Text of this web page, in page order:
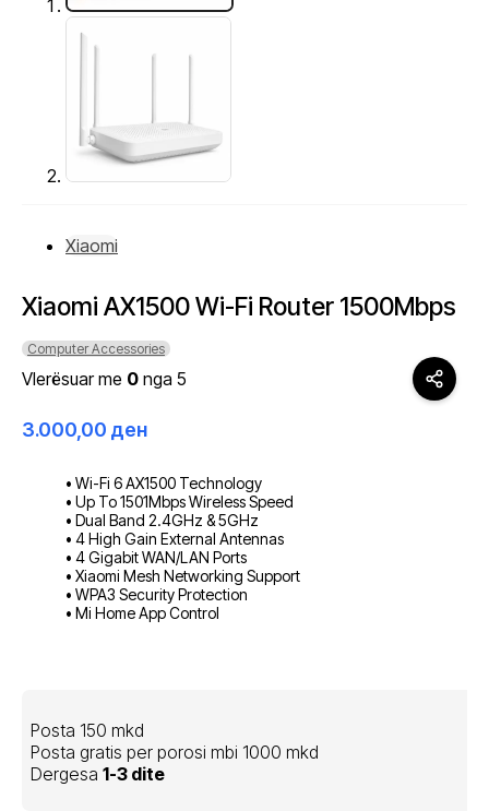
Xiaomi
Xiaomi AX1500 Wi-Fi Router 1500Mbps
Computer Accessories
Vlerësuar me 0 nga 5
3.000,00 ден
• Wi-Fi 6 AX1500 Technology
• Up To 1501Mbps Wireless Speed
• Dual Band 2.4GHz & 5GHz
• 4 High Gain External Antennas
• 4 Gigabit WAN/LAN Ports
• Xiaomi Mesh Networking Support
• WPA3 Security Protection
• Mi Home App Control
Posta 150 mkd
Posta gratis per porosi mbi 1000 mkd
Dergesa 1-3 dite